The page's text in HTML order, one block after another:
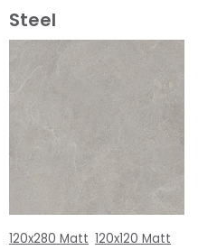
Steel
120x280 Matt 120x120 Matt